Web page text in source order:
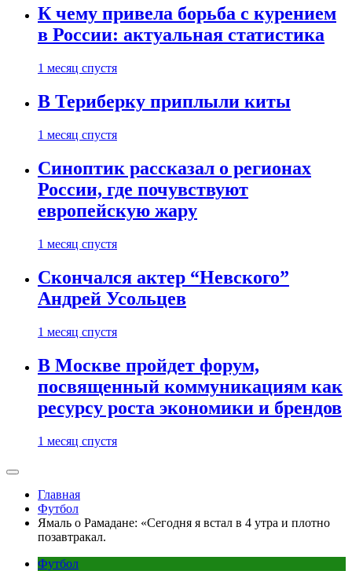
К чему привела борьба с курением
в России: актуальная статистика
1 месяц спустя
В Териберку приплыли киты
1 месяц спустя
Синоптик рассказал о регионах
России, где почувствуют
европейскую жару
1 месяц спустя
Скончался актер “Невского”
Андрей Усольцев
1 месяц спустя
В Москве пройдет форум,
посвященный коммуникациям как
ресурсу роста экономики и брендов
1 месяц спустя
Главная
Футбол
Ямаль о Рамадане: «Сегодня я встал в 4 утра и плотно
позавтракал.
Футбол